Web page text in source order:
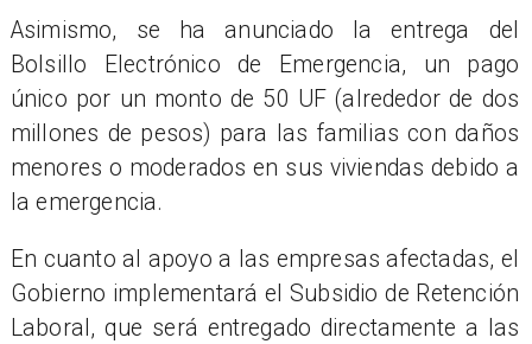
Asimismo, se ha anunciado la entrega del
Bolsillo Electrónico de Emergencia, un pago
único por un monto de 50 UF (alrededor de dos
millones de pesos) para las familias con daños
menores o moderados en sus viviendas debido a
la emergencia.
En cuanto al apoyo a las empresas afectadas, el
Gobierno implementará el Subsidio de Retención
Laboral, que será entregado directamente a las